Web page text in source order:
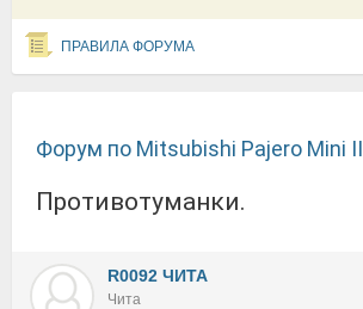
ПРАВИЛА ФОРУМА
Форум по Mitsubishi Pajero Mini II
противотуманки.
R0092 ЧИТА
Чита